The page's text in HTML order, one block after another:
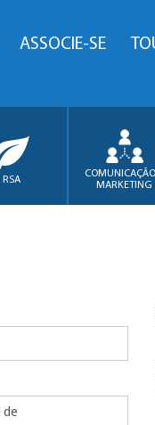
ASSOCIE-SE
RSA
MARKETING